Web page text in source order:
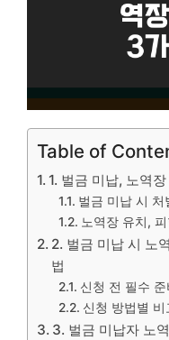
Table of
1. 벌금 미납, 노역
벌금 미납 시 처
노역장 유치,
2. 벌금 미납 시 노
법
신청 전 필수
신청 방법별
3. 벌금 미납자 노